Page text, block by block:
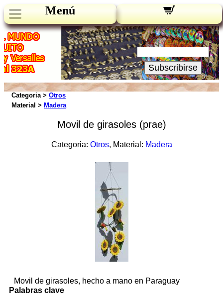
Menú
Novedades:
Su Email:
Subscribirse
Categoria > Otros
Material > Madera
Movil de girasoles (prae)
Categoria: Otros, Material: Madera
Movil de girasoles, hecho a mano en Paraguay
Palabras clave